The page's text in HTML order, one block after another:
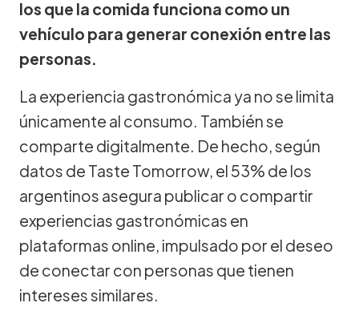
los que la comida funciona como un
vehículo para generar conexión entre las
personas.
La experiencia gastronómica ya no se limita
únicamente al consumo. También se
comparte digitalmente. De hecho, según
datos de Taste Tomorrow, el 53% de los
argentinos asegura publicar o compartir
experiencias gastronómicas en
plataformas online, impulsado por el deseo
de conectar con personas que tienen
intereses similares.